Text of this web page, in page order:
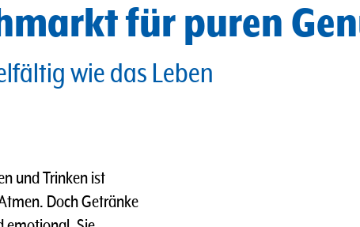
für puren
wie das Leben
und Trinken ist
Doch Getränke